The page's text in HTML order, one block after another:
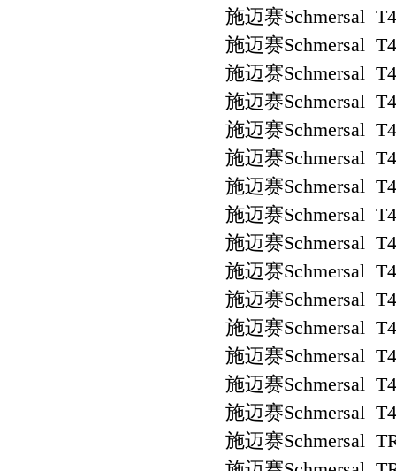
施迈赛Schmersal
施迈赛Schmersal
施迈赛Schmersal
施迈赛Schmersal
施迈赛Schmersal
施迈赛Schmersal
施迈赛Schmersal
施迈赛Schmersal
施迈赛Schmersal
施迈赛Schmersal
施迈赛Schmersal
施迈赛Schmersal
施迈赛Schmersal
施迈赛Schmersal
施迈赛Schmersal
施迈赛Schmersal